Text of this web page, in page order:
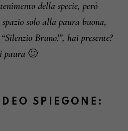
della specie, però
solo alla paura buona,
Bruno!”, hai presente?
paura 🙂
SPIEGONE: